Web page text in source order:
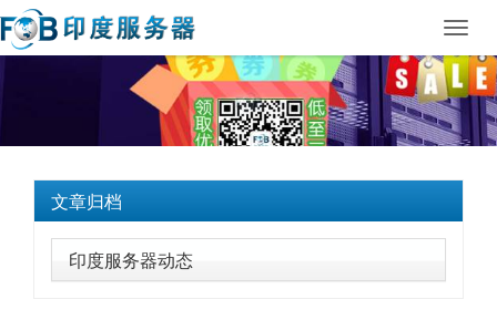
文章归档
印度服务器动态